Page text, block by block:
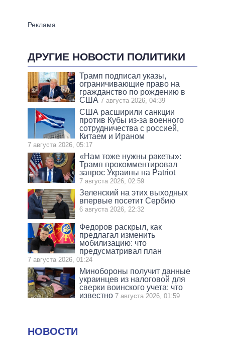
ДРУГИЕ НОВОСТИ ПОЛИТИКИ
Трамп подписал указы,
ограничивающие право на
гражданство по рождению в
США 7 августа 2026, 04:39
США расширили санкции
против Кубы из-за военного
сотрудничества с россией,
Китаем и Ираном
7 августа 2026, 05:17
«Нам тоже нужны ракеты»:
Трамп прокомментировал
запрос Украины на Patriot
7 августа 2026, 02:59
Зеленский на этих выходных
впервые посетит Сербию
6 августа 2026, 22:32
Федоров раскрыл, как
предлагал изменить
мобилизацию: что
предусматривал план
7 августа 2026, 01:24
Минобороны получит данные
украинцев из налоговой для
сверки воинского учета: что
известно 7 августа 2026, 01:59
НОВОСТИ